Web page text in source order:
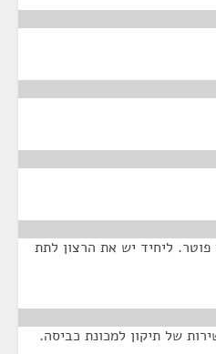
פוטר. ליחיד יש את הרצון לתת
של תיקון למכונת כביסה.